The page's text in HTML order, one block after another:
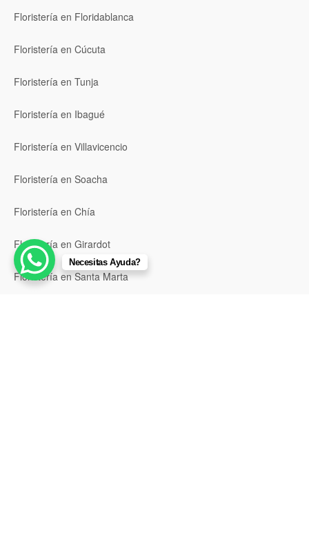
Floristería en Floridablanca
Floristería en Cúcuta
Floristería en Tunja
Floristería en Ibagué
Floristería en Villavicencio
Floristería en Soacha
Floristería en Chía
Floristería en Girardot
Floristería en Santa Marta
Necesitas Ayuda?